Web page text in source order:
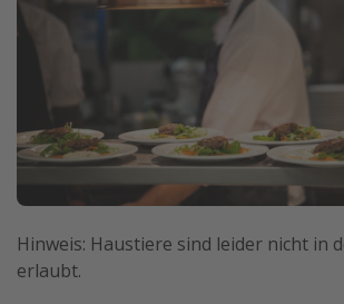
Hinweis: Haustiere sind leider nicht in
erlaubt.